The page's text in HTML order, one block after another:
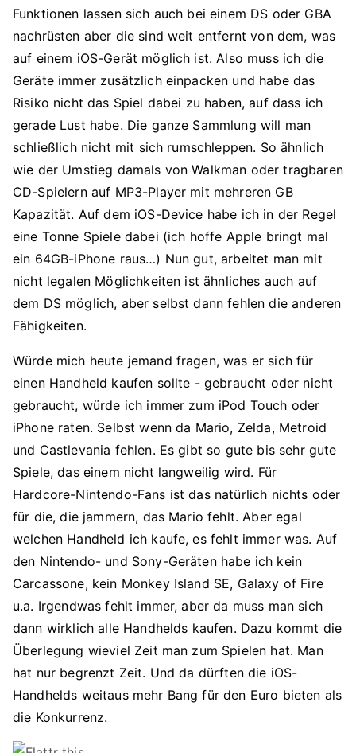
Funktionen lassen sich auch bei einem DS oder GBA
nachrüsten aber die sind weit entfernt von dem, was
auf einem iOS-Gerät möglich ist. Also muss ich die
Geräte immer zusätzlich einpacken und habe das
Risiko nicht das Spiel dabei zu haben, auf dass ich
gerade Lust habe. Die ganze Sammlung will man
schließlich nicht mit sich rumschleppen. So ähnlich
wie der Umstieg damals von Walkman oder tragbaren
CD-Spielern auf MP3-Player mit mehreren GB
Kapazität. Auf dem iOS-Device habe ich in der Regel
eine Tonne Spiele dabei (ich hoffe Apple bringt mal
ein 64GB-iPhone raus…) Nun gut, arbeitet man mit
nicht legalen Möglichkeiten ist ähnliches auch auf
dem DS möglich, aber selbst dann fehlen die anderen
Fähigkeiten.
Würde mich heute jemand fragen, was er sich für
einen Handheld kaufen sollte - gebraucht oder nicht
gebraucht, würde ich immer zum iPod Touch oder
iPhone raten. Selbst wenn da Mario, Zelda, Metroid
und Castlevania fehlen. Es gibt so gute bis sehr gute
Spiele, das einem nicht langweilig wird. Für
Hardcore-Nintendo-Fans ist das natürlich nichts oder
für die, die jammern, das Mario fehlt. Aber egal
welchen Handheld ich kaufe, es fehlt immer was. Auf
den Nintendo- und Sony-Geräten habe ich kein
Carcassone, kein Monkey Island SE, Galaxy of Fire
u.a. Irgendwas fehlt immer, aber da muss man sich
dann wirklich alle Handhelds kaufen. Dazu kommt die
Überlegung wieviel Zeit man zum Spielen hat. Man
hat nur begrenzt Zeit. Und da dürften die iOS-
Handhelds weitaus mehr Bang für den Euro bieten als
die Konkurrenz.